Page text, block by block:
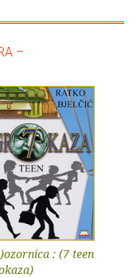
–
: (7 teen